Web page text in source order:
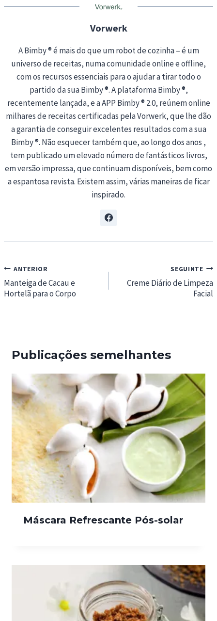
g
Vorwerk
A Bimby ® é mais do que um robot de cozinha – é um
universo de receitas, numa comunidade online e offline,
com os recursos essenciais para o ajudar a tirar todo o
partido da sua Bimby ®. A plataforma Bimby ®,
recentemente lançada, e a APP Bimby ® 2.0, reúnem online
milhares de receitas certificadas pela Vorwerk, que lhe dão
a garantia de conseguir excelentes resultados com a sua
Bimby ®. Não esquecer também que, ao longo dos anos ,
tem publicado um elevado número de fantásticos livros,
em versão impressa, que continuam disponíveis, bem como
a espantosa revista. Existem assim, várias maneiras de ficar
inspirado.
Navegação
de
artigos
ANTERIOR
Manteiga de Cacau e
Hortelã para o Corpo
SEGUINTE
Creme Diário de Limpeza
Facial
Publicações semelhantes
Máscara Refrescante Pós-solar